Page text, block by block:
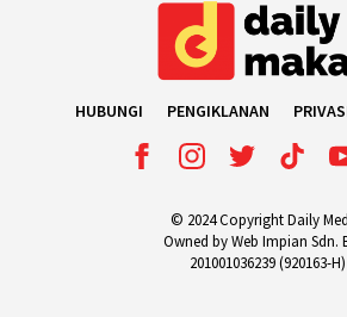
HUBUNGI PENGIKLANAN
© 2024 Copyright Daily
Owned by Web Impian Sdn.
201001036239 (920163-H)